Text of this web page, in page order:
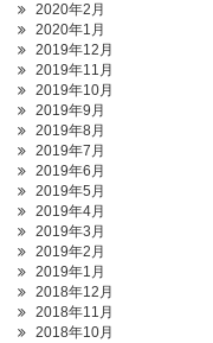
2020年2月
2020年1月
2019年12月
2019年11月
2019年10月
2019年9月
2019年8月
2019年7月
2019年6月
2019年5月
2019年4月
2019年3月
2019年2月
2019年1月
2018年12月
2018年11月
2018年10月